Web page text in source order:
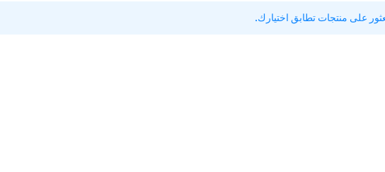
على منتجات تطابق اختيارك.